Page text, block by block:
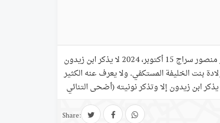
ابن زيدون: حياته وشعره هاجر منصور سراج 15 أكتوبر، 2024 لا يذكر ابن زيدون
بنت الخليفة المستكفي. ولا يعرف عنه الكثير
ابن زيدون إلا وتذكر نونيته (أضحى التنائي
إلى ابن زيدون والعصر الذي عاش فيه، نعرف أنه
وعاش في القرن الخامس الهجري؛ الحاديShare: